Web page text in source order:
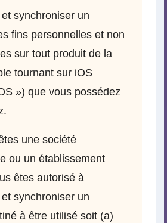
synchroniser un
fins personnelles et non
sur tout produit de la
tournant sur iOS
») que vous possédez
une société
ou un établissement
êtes autorisé à
synchroniser un
à être utilisé soit (a)